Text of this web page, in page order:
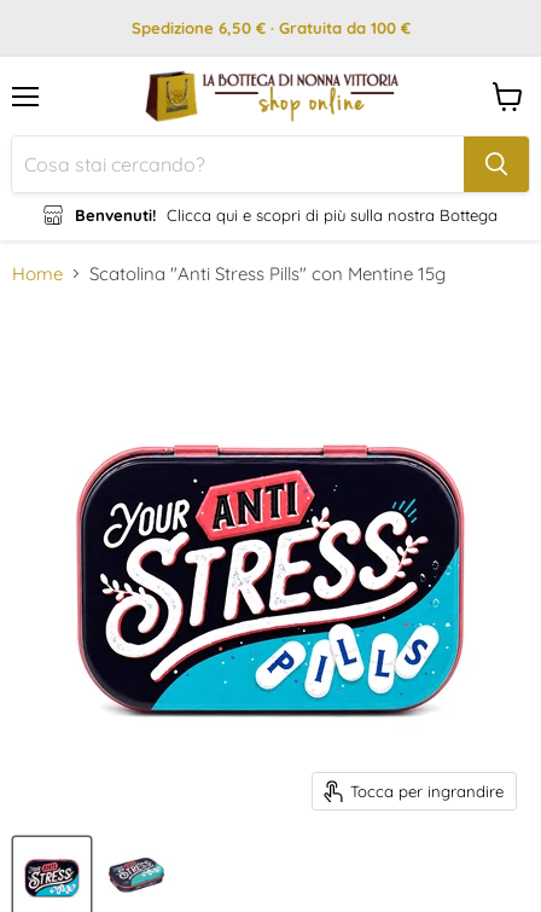
Spedizione 6,50 € · Gratuita da 100 €
Benvenuti! Clicca qui e scopri di più sulla nostra Bottega
il
Home Scatolina "Anti Stress Pills" con Mentine 15g
Tocca per ingrandire